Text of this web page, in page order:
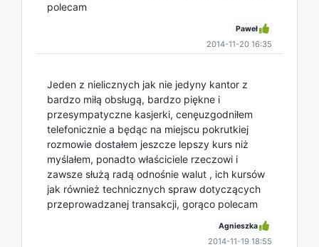
polecam
Paweł
2014-11-20 16:35
Jeden z nielicznych jak nie jedyny kantor z
bardzo miłą obsługą, bardzo piękne i
przesympatyczne kasjerki, cenęuzgodniłem
telefonicznie a będąc na miejscu pokrutkiej
rozmowie dostałem jeszcze lepszy kurs niż
myślałem, ponadto właściciele rzeczowi i
zawsze służą radą odnośnie walut , ich kursów
jak również technicznych spraw dotyczących
przeprowadzanej transakcji, gorąco polecam
Agnieszka
2014-11-19 18:55